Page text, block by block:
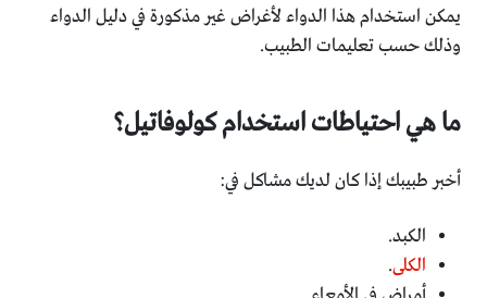
يمكن استخدام هذا الدواء لأغراض غير مذكورة في دليل الدواء
وذلك حسب تعليمات الطبيب.
ما هي احتياطات استخدام كولوفاتيل؟
أخبر طبيبك إذا كان لديك مشاكل في:
الكبد.
الكلى.